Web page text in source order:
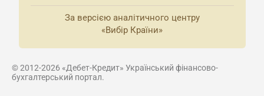
За версією аналітичного центру
«Вибір Країни»
© 2012-2026 «Дебет-Кредит» Український фінансово-
бухгалтерський портал.